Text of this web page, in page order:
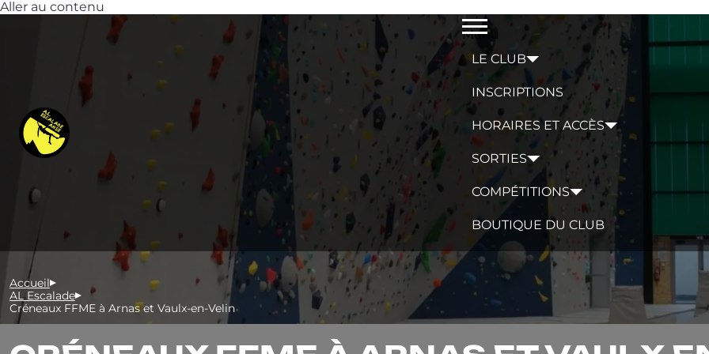
Aller au contenu
Menu
LE CLUB
INSCRIPTIONS
HORAIRES ET ACCÈS
SORTIES
COMPÉTITIONS
BOUTIQUE DU CLUB
Accueil
AL Escalade
Créneaux FFME à Arnas et Vaulx-en-Velin